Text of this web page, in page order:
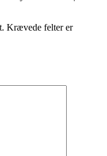
Krævede felter er